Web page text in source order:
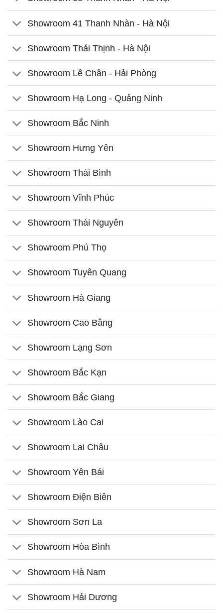
Showroom 41 Thanh Nhàn - Hà Nội
Showroom Thái Thịnh - Hà Nội
Showroom Lê Chân - Hải Phòng
Showroom Hạ Long - Quảng Ninh
Showroom Bắc Ninh
Showroom Hưng Yên
Showroom Thái Bình
Showroom Vĩnh Phúc
Showroom Thái Nguyên
Showroom Phú Thọ
Showroom Tuyên Quang
Showroom Hà Giang
Showroom Cao Bằng
Showroom Lạng Sơn
Showroom Bắc Kạn
Showroom Bắc Giang
Showroom Lào Cai
Showroom Lai Châu
Showroom Yên Bái
Showroom Điện Biên
Showroom Sơn La
Showroom Hòa Bình
Showroom Hà Nam
Showroom Hải Dương